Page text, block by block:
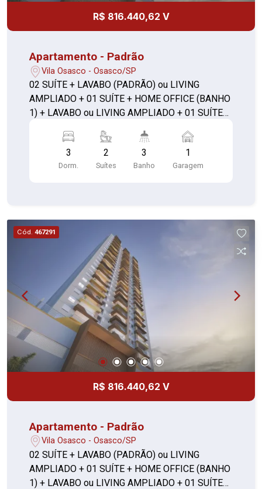
R$ 816.440,62 V
Apartamento - Padrão
Vila Osasco - Osasco/SP
02 SUÍTE + LAVABO (PADRÃO) ou LIVING
AMPLIADO + 01 SUÍTE + HOME OFFICE (BANHO
1) + LAVABO ou LIVING AMPLIADO + 01 SUÍTE
3
Dorm.
2
Suítes
3
Banho
1
Garagem
Cód. 467291
R$ 816.440,62 V
Apartamento - Padrão
Vila Osasco - Osasco/SP
02 SUÍTE + LAVABO (PADRÃO) ou LIVING
AMPLIADO + 01 SUÍTE + HOME OFFICE (BANHO
1) + LAVABO ou LIVING AMPLIADO + 01 SUÍTE